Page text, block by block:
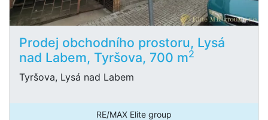
Prodej obchodního prostoru, Lysá
nad Labem, Tyršova, 700 m2
Tyršova, Lysá nad Labem
RE/MAX Elite group